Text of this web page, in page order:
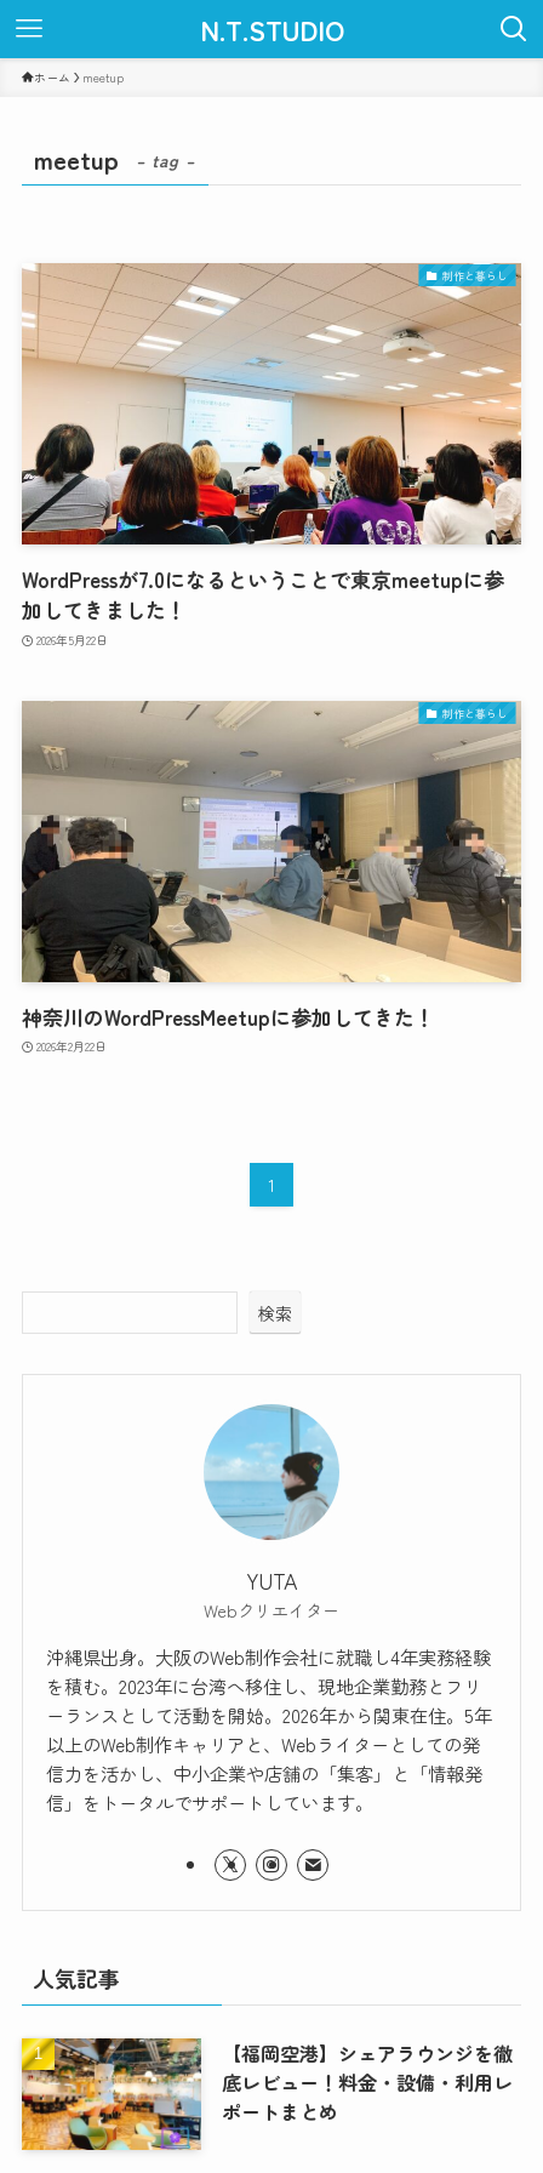
N.T.STUDIO
ホーム meetup
meetup – tag –
制作と暮らし
WordPressが7.0になるということで東京meetupに参
加してきました！
2026年5月22日
制作と暮らし
神奈川のWordPressMeetupに参加してきた！
2026年2月22日
1
検索
YUTA
Webクリエイター
沖縄県出身。大阪のWeb制作会社に就職し4年実務経験
を積む。2023年に台湾へ移住し、現地企業勤務とフリ
ーランスとして活動を開始。2026年から関東在住。5年
以上のWeb制作キャリアと、Webライターとしての発
信力を活かし、中小企業や店舗の「集客」と「情報発
信」をトータルでサポートしています。
人気記事
【福岡空港】シェアラウンジを徹
底レビュー！料金・設備・利用レ
ポートまとめ